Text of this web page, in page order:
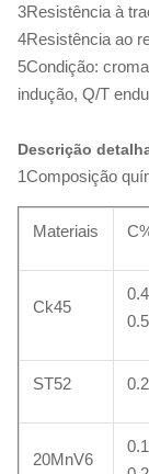
3Resistência à
4Resistência ao
5Condição:
indução, Q/T
Descrição
1Composição
Materiais
Ck45
ST52
20MnV6